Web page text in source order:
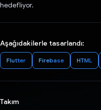
hedefliyor.
Aşağıdakilerle tasarlandı:
Flutter Firebase HTML
Takım